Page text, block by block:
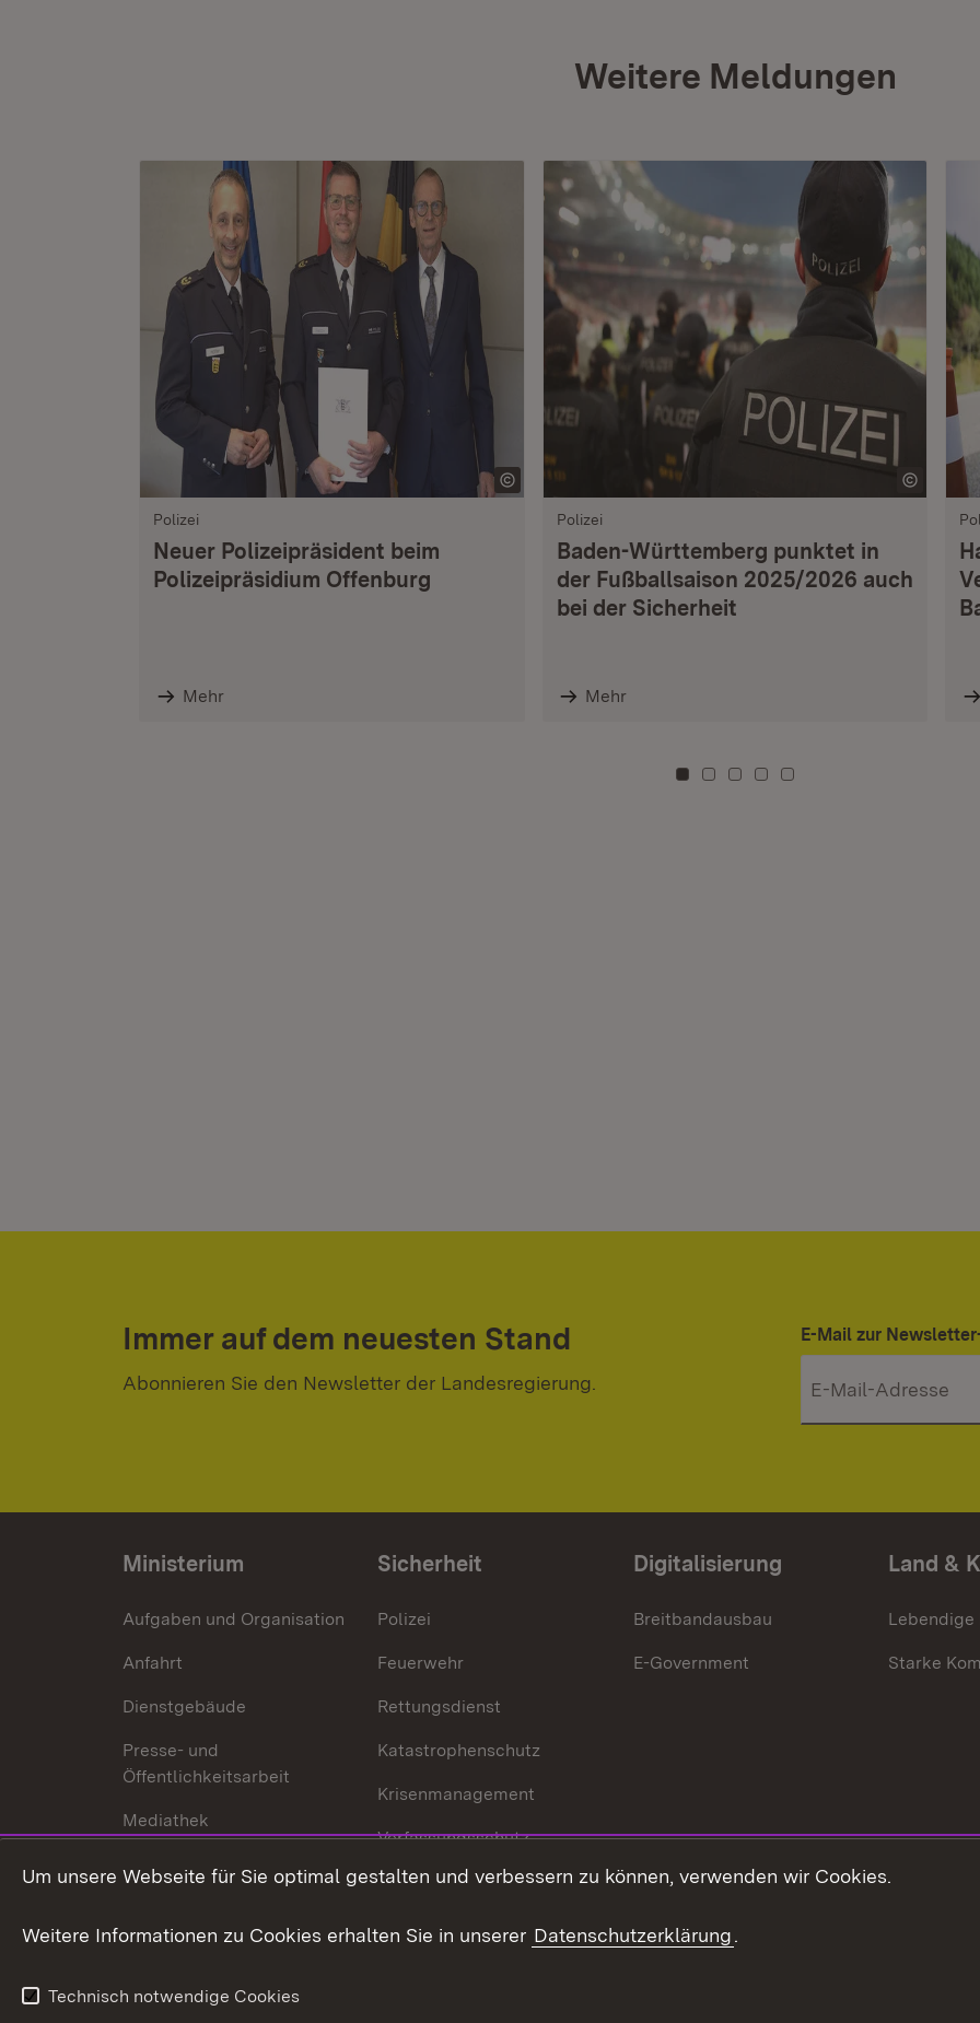
Weitere Meldungen
Polizei
Neuer Polizeipräsident beim
Polizeipräsidium Offenburg
Mehr
Polizei
Baden-Württemberg punktet in
der Fußballsaison 2025/2026 auch
bei der Sicherheit
Mehr
Zu Kachel: 0
Zu Kachel: 3
Zu Kachel: 6
Zu Kachel: 9
Zu Kachel: 12
Immer auf dem neuesten Stand
Abonnieren Sie den Newsletter der Landesregierung.
E-Mail zur
Ministerium
Aufgaben und Organisation
Anfahrt
Dienstgebäude
Presse- und
Öffentlichkeitsarbeit
Mediathek
Publikationen
Sicherheit
Polizei
Feuerwehr
Rettungsdienst
Katastrophenschutz
Krisenmanagement
Verfassungsschutz
Datenschutz
Glücksspielrecht
Digitalisierung
Breitbandausbau
E-Government
Land &
Lebendige
Starke
Um unsere Webseite für Sie optimal gestalten und verbessern zu können, verwenden wir Cookies.
Weitere Informationen zu Cookies erhalten Sie in unserer Datenschutzerklärung.
Technisch notwendige Cookies